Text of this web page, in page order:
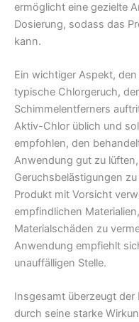
ermöglicht eine gezielte
Dosierung, sodass das
kann.
Ein wichtiger Aspekt,
typische Chlorgeruch,
Schimmelentferners
Aktiv-Chlor üblich und
empfohlen, den
Anwendung gut zu
Geruchsbelästigungen
Produkt mit Vorsicht
empfindlichen
Materialschäden zu
Anwendung empfiehlt
unauffälligen Stelle.
Insgesamt überzeugt der
durch seine starke